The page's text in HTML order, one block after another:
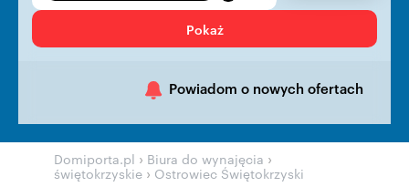
Pokaż
Powiadom o nowych ofertach
Domiporta.pl › Biura do wynajęcia ›
świętokrzyskie › Ostrowiec Świętokrzyski